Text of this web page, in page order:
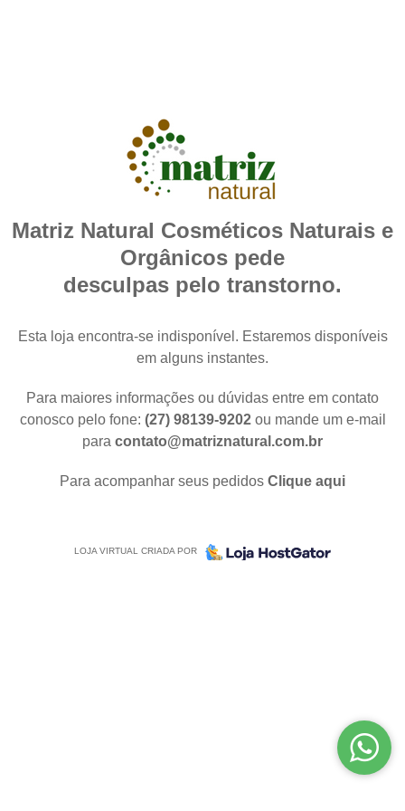
Matriz Natural Cosméticos Naturais e
Orgânicos pede
desculpas pelo transtorno.
Esta loja encontra-se indisponível. Estaremos disponíveis
em alguns instantes.
Para maiores informações ou dúvidas entre em contato
conosco pelo fone: (27) 98139-9202ou mande um e-mail
para contato@matriznatural.com.br
Para acompanhar seus pedidos Clique aqui
LOJA VIRTUAL CRIADA POR